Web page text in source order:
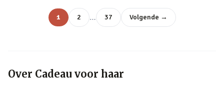
1 2 … 37 Volgende →
Over Cadeau voor haar